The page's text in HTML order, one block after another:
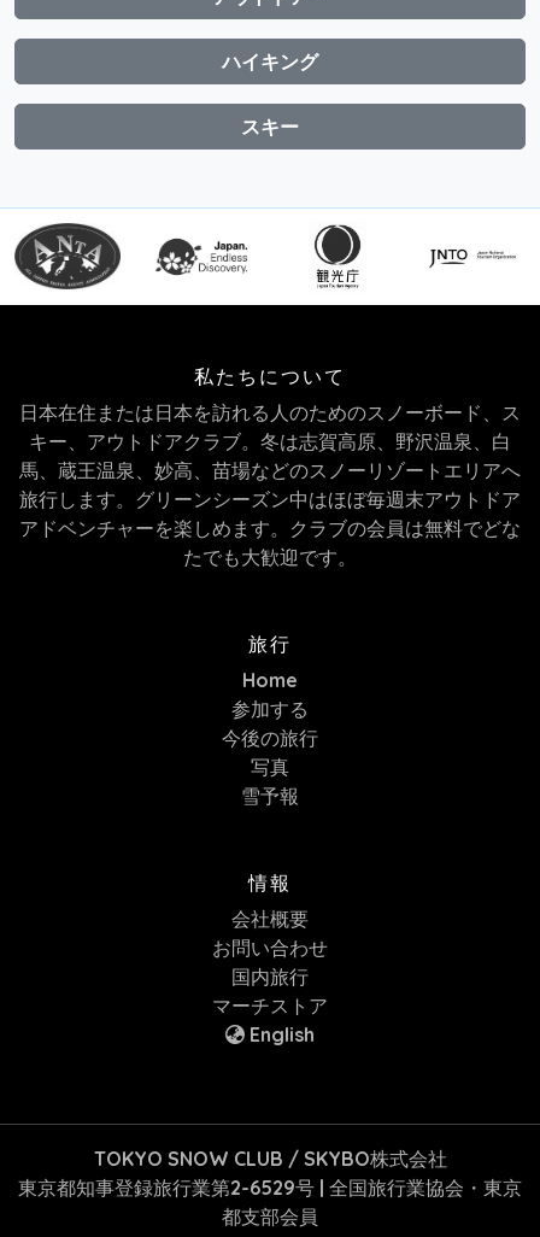
ハイキング
スキー
私たちについて
日本在住または日本を訪れる人のためのスノーボード、ス
キー、アウトドアクラブ。冬は志賀高原、野沢温泉、白
馬、蔵王温泉、妙高、苗場などのスノーリゾートエリアへ
旅行します。グリーンシーズン中はほぼ毎週末アウトドア
アドベンチャーを楽しめます。クラブの会員は無料でどな
たでも大歓迎です。
旅行
Home
参加する
今後の旅行
写真
雪予報
情報
会社概要
お問い合わせ
国内旅行
マーチストア
English
TOKYO SNOW CLUB / SKYBO株式会社
東京都知事登録旅行業第2-6529号 | 全国旅行業協会・東京
都支部会員